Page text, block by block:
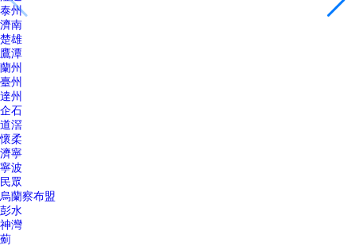
泰州
濟南
楚雄
鷹潭
蘭州
臺州
達州
企石
道滘
懷柔
濟寧
寧波
民眾
烏蘭察布盟
彭水
神灣
薊